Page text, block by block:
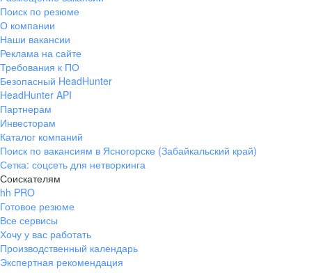
Поиск по резюме
О компании
Наши вакансии
Реклама на сайте
Требования к ПО
Безопасный HeadHunter
HeadHunter API
Партнерам
Инвесторам
Каталог компаний
Поиск по вакансиям в Ясногорске (Забайкальский край)
Сетка: соцсеть для нетворкинга
Соискателям
hh PRO
Готовое резюме
Все сервисы
Хочу у вас работать
Производственный календарь
Экспертная рекомендация